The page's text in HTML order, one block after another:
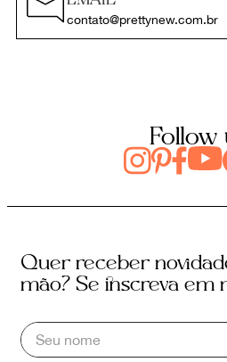
contato@prettynew.com.br
Follow
Quer receber
mão? Se inscreva em